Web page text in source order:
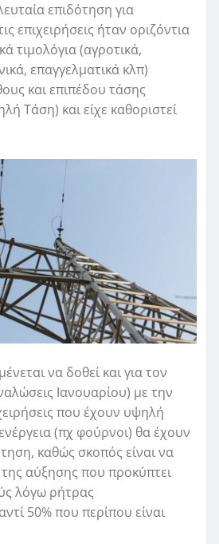
επιδότηση για
επιχειρήσεις ήταν οριζόντια
τιμολόγια (αγροτικά,
επαγγελματικά κλπ)
και επιπέδου τάσης
Τάση) και είχε καθοριστεί
να δοθεί και για τον
Ιανουαρίου) με την
που έχουν υψηλή
(πχ φούρνοι) θα έχουν
καθώς σκοπός είναι να
αύξησης που προκύπτει
λόγω ρήτρας
50% που περίπου είναι